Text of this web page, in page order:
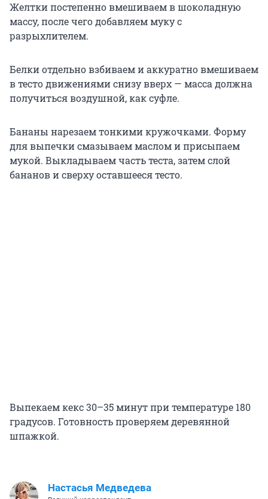
Желтки постепенно вмешиваем в шоколадную
массу, после чего добавляем муку с
разрыхлителем.
Белки отдельно взбиваем и аккуратно вмешиваем
в тесто движениями снизу вверх — масса должна
получиться воздушной, как суфле.
Бананы нарезаем тонкими кружочками. Форму
для выпечки смазываем маслом и присыпаем
мукой. Выкладываем часть теста, затем слой
бананов и сверху оставшееся тесто.
Выпекаем кекс 30–35 минут при температуре 180
градусов. Готовность проверяем деревянной
шпажкой.
Настасья Медведева